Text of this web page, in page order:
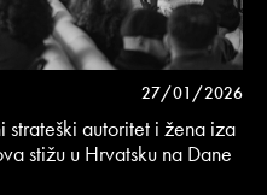
27/01/2026
autoritet i žena iza
stižu u Hrvatsku na Dane